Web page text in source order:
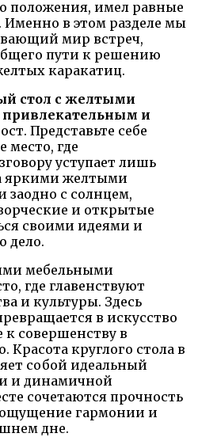
положения, имел равные
в этом разделе мы
мир встреч,
пути к решению
каракатиц.
стол с желтыми
привлекательным и
Представьте себе
место, где
уступает лишь
яркими желтыми
с солнцем,
и открытые
своими идеями и
дело.
мебельными
где главенствуют
и культуры. Здесь
в искусство
к совершенству в
круглого стола в
собой идеальный
и динамичной
сочетаются прочность
гармонии и
дне.